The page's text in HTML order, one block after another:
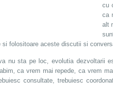
cu
ca
alt
si folositoare aceste discutii si
nu sta pe loc, evolutia dezvoltarii
ca vrem mai repede, ca vrem
consultate, trebuiesc